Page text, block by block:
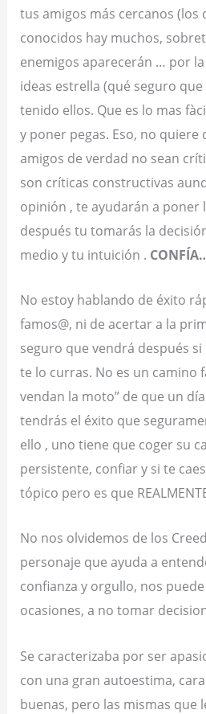
tus amigos más cercanos (los
conocidos hay muchos,
enemigos aparecerán … por
ideas estrella (qué seguro
tenido ellos. Que es lo mas
y poner pegas. Eso, no
amigos de verdad no sean
son críticas constructivas
opinión , te ayudarán a poner
después tu tomarás la
medio y tu intuición .
No estoy hablando de éxito
famos@, ni de acertar a la
seguro que vendrá después
te lo curras. No es un camino
vendan la moto” de que un
tendrás el éxito que
ello , uno tiene que coger su
persistente, confiar y si te
tópico pero es que
No nos olvidemos de los
personaje que ayuda a
confianza y orgullo, nos
ocasiones, a no tomar
Se caracterizaba por ser
con una gran autoestima,
buenas, pero las mismas que